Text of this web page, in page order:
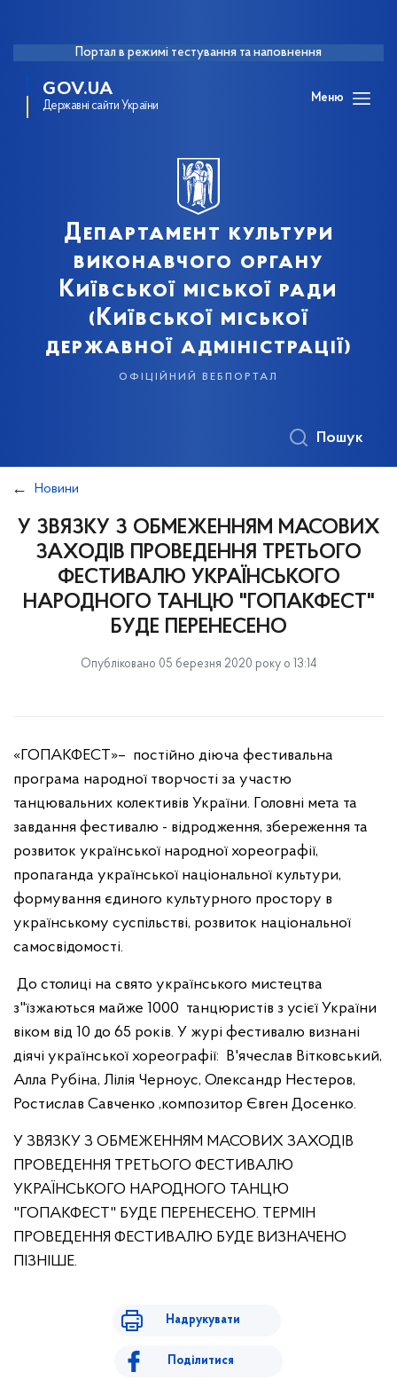
Портал в режимі тестування та наповнення
GOV.UA
Державні сайти України
Меню
Департамент культури
виконавчого органу
Київської міської ради
(Київської міської
державної адміністрації)
офіційний вебпортал
Пошук
Новини
У ЗВЯЗКУ З ОБМЕЖЕННЯМ МАСОВИХ
ЗАХОДІВ ПРОВЕДЕННЯ ТРЕТЬОГО
ФЕСТИВАЛЮ УКРАЇНСЬКОГО
НАРОДНОГО ТАНЦЮ "ГОПАКФЕСТ"
БУДЕ ПЕРЕНЕСЕНО
Опубліковано 05 березня 2020 року о 13:14
«ГОПАКФЕСТ»– постійно діюча фестивальна
програма народної творчості за участю
танцювальних колективів України. Головні мета та
завдання фестивалю - відродження, збереження та
розвиток української народної хореографії,
пропаганда української національної культури,
формування єдиного культурного простору в
українському суспільстві, розвиток національної
самосвідомості.
До столиці на свято українського мистецтва
з"їзжаються майже 1000 танцюристів з усієї України
віком від 10 до 65 років. У журі фестивалю визнані
діячі української хореографії: В'ячеслав Вітковський,
Алла Рубіна, Лілія Черноус, Олександр Нестеров,
Ростислав Савченко ,композитор Євген Досенко.
У ЗВЯЗКУ З ОБМЕЖЕННЯМ МАСОВИХ ЗАХОДІВ
ПРОВЕДЕННЯ ТРЕТЬОГО ФЕСТИВАЛЮ
УКРАЇНСЬКОГО НАРОДНОГО ТАНЦЮ
"ГОПАКФЕСТ" БУДЕ ПЕРЕНЕСЕНО. ТЕРМІН
ПРОВЕДЕННЯ ФЕСТИВАЛЮ БУДЕ ВИЗНАЧЕНО
ПІЗНІШЕ.
Надрукувати
Поділитися